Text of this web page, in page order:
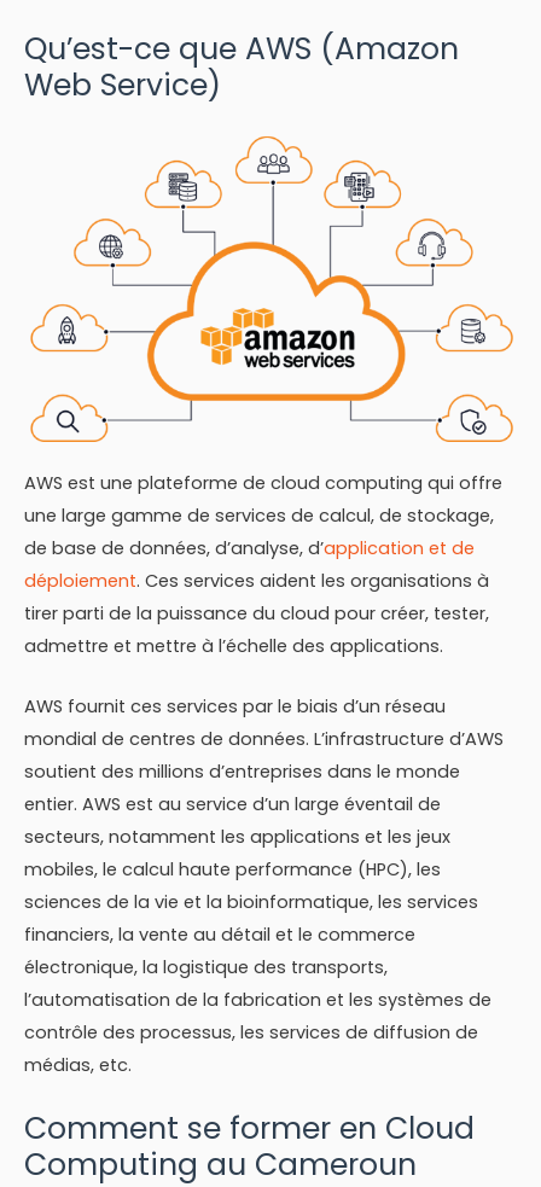
Qu’est-ce que AWS (Amazon
Web Service)
AWS est une plateforme de cloud computing qui offre
une large gamme de services de calcul, de stockage,
de base de données, d’analyse, d’application et de
déploiement. Ces services aident les organisations à
tirer parti de la puissance du cloud pour créer, tester,
admettre et mettre à l’échelle des applications.
AWS fournit ces services par le biais d’un réseau
mondial de centres de données. L’infrastructure d’AWS
soutient des millions d’entreprises dans le monde
entier. AWS est au service d’un large éventail de
secteurs, notamment les applications et les jeux
mobiles, le calcul haute performance (HPC), les
sciences de la vie et la bioinformatique, les services
financiers, la vente au détail et le commerce
électronique, la logistique des transports,
l’automatisation de la fabrication et les systèmes de
contrôle des processus, les services de diffusion de
médias, etc.
Comment se former en Cloud
Computing au Cameroun